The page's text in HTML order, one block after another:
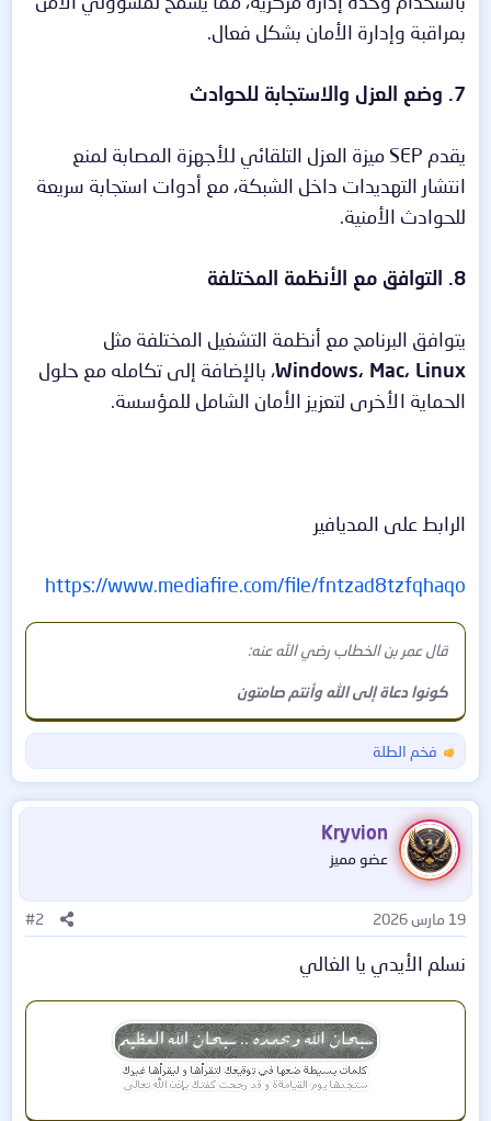
بمراقبة وإدارة الأمان بشكل فعال.
7. وضع العزل والاستجابة للحوادث
يقدم SEP ميزة العزل التلقائي للأجهزة المصابة لمنع
انتشار التهديدات داخل الشبكة، مع أدوات استجابة سريعة
للحوادث الأمنية.
8. التوافق مع الأنظمة المختلفة
يتوافق البرنامج مع أنظمة التشغيل المختلفة مثل
Windows، Mac، Linux، بالإضافة إلى تكامله مع حلول
الحماية الأخرى لتعزيز الأمان الشامل للمؤسسة.
الرابط على المديافير
https://www.mediafire.com/file/fntzad8tzfqhaqo
قال عمر بن الخطاب رضي الله عنه:
كونوا دعاة إلى الله وأنتم صامتون
ل
ت
ف
ا
ع
ا
ت
فخم الطلة
Kryvion
عضو مميز
19 مارس 2026 #2
نسلم الأيدي يا الغالي